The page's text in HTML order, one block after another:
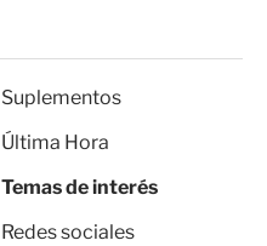
Suplementos
Última Hora
Temas de interés
Redes sociales